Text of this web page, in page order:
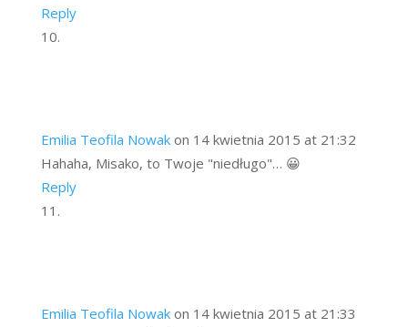
Reply
Emilia Teofila Nowak on 14 kwietnia 2015 at 21:32
Hahaha, Misako, to Twoje "niedługo"… 😀
Reply
Emilia Teofila Nowak on 14 kwietnia 2015 at 21:33